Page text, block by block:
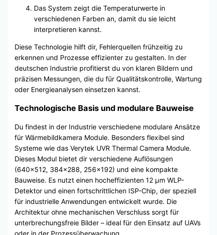
Das System zeigt die Temperaturwerte in
verschiedenen Farben an, damit du sie leicht
interpretieren kannst.
Diese Technologie hilft dir, Fehlerquellen frühzeitig zu
erkennen und Prozesse effizienter zu gestalten. In der
deutschen Industrie profitierst du von klaren Bildern und
präzisen Messungen, die du für Qualitätskontrolle, Wartung
oder Energieanalysen einsetzen kannst.
Technologische Basis und modulare Bauweise
Du findest in der Industrie verschiedene modulare Ansätze
für Wärmebildkamera Module. Besonders flexibel sind
Systeme wie das Verytek UVR Thermal Camera Module.
Dieses Modul bietet dir verschiedene Auflösungen
(640×512, 384×288, 256×192) und eine kompakte
Bauweise. Es nutzt einen hocheffizienten 12 μm WLP-
Detektor und einen fortschrittlichen ISP-Chip, der speziell
für industrielle Anwendungen entwickelt wurde. Die
Architektur ohne mechanischen Verschluss sorgt für
unterbrechungsfreie Bilder – ideal für den Einsatz auf UAVs
oder in der Prozessüberwachung.